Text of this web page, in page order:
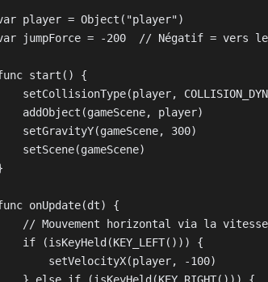
player = Object("player")
jumpForce = -200  // Négatif = vers
start() {
setCollisionType(player,
addObject(gameScene, player)
setGravityY(gameScene, 300)
setScene(gameScene)
onUpdate(dt) {
// Mouvement horizontal via la vitesse
if (isKeyHeld(KEY_LEFT())) {
setVelocityX(player, -100)